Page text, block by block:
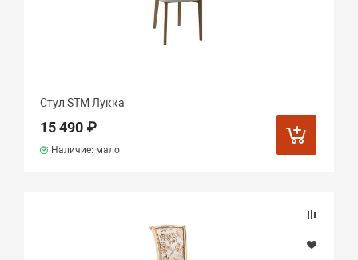
Стул STM Лукка
15 490 ₽
Наличие: мало